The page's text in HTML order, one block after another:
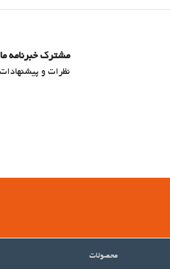
مشترک خبرنامه
نظرات و
محصولات